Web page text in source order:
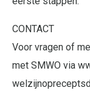
CONTACT
Voor vragen of
met SMWO via